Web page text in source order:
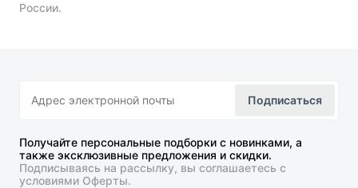
России.
Подписаться
Получайте персональные подборки с новинками, а
также эксклюзивные предложения и скидки.
Подписываясь на рассылку, вы соглашаетесь с
условиями Оферты.